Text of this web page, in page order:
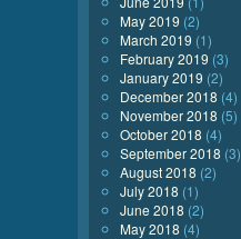
May 2019 (2)
March 2019 (1)
February 2019 (3)
January 2019 (2)
December 2018 (4)
November 2018 (5)
October 2018 (4)
September 2018 (3)
August 2018 (2)
July 2018 (1)
June 2018 (2)
May 2018 (4)